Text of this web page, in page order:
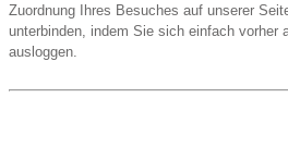
Zuordnung Ihres Besuches auf unserer
unterbinden, indem Sie sich einfach vorher
ausloggen.